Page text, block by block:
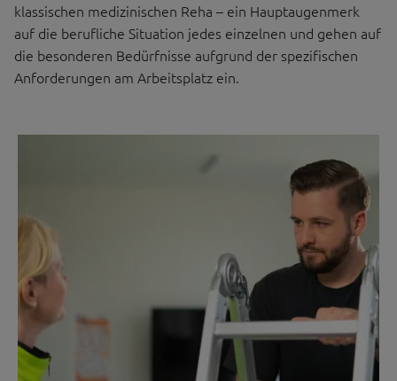
klassischen medizinischen Reha – ein Hauptaugenmerk
auf die berufliche Situation jedes einzelnen und gehen auf
die besonderen Bedürfnisse aufgrund der spezifischen
Anforderungen am Arbeitsplatz ein.